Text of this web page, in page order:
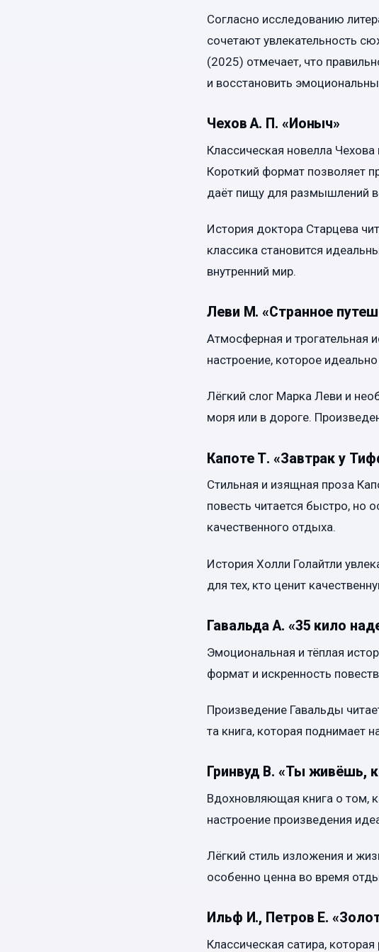
Согласно исследованию
сочетают увлекательность
(2025) отмечает, что
и восстановить
Чехов А. П. «Ионыч»
Классическая новелла
Короткий формат позволяет
даёт пищу для размышлений
История доктора Старцева
классика становится
внутренний мир.
Леви М. «Странное
Атмосферная и трогательная
настроение, которое
Лёгкий слог Марка Леви и
моря или в дороге.
Капоте Т. «Завтрак у
Стильная и изящная проза
повесть читается быстро, но
качественного отдыха.
История Холли Голайтли
для тех, кто ценит
Гавальда А. «35 кило
Эмоциональная и тёплая
формат и искренность
Произведение Гавальды
та книга, которая поднимает
Гринвуд В. «Ты живёшь,
Вдохновляющая книга о том,
настроение произведения
Лёгкий стиль изложения и
особенно ценна во время
Ильф И., Петров Е.
Классическая сатира,